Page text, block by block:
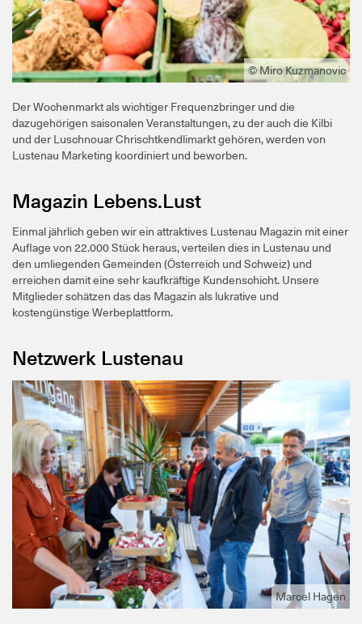
© Miro Kuzmanovic
Der Wochenmarkt als wichtiger Frequenzbringer und die
dazugehörigen saisonalen Veranstaltungen, zu der auch die Kilbi
und der Luschnouar Chrischtkendlimarkt gehören, werden von
Lustenau Marketing koordiniert und beworben.
Magazin Lebens.Lust
Einmal jährlich geben wir ein attraktives Lustenau Magazin mit einer
Auflage von 22.000 Stück heraus, verteilen dies in Lustenau und
den umliegenden Gemeinden (Österreich und Schweiz) und
erreichen damit eine sehr kaufkräftige Kundenschicht. Unsere
Mitglieder schätzen das das Magazin als lukrative und
kostengünstige Werbeplattform.
Netzwerk Lustenau
Marcel Hagen